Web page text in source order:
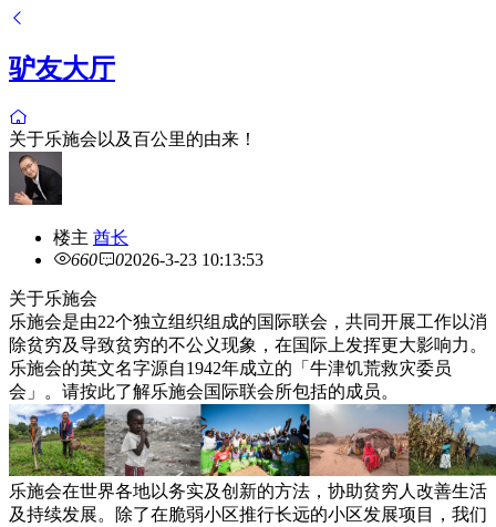
驴友大厅
关于乐施会以及百公里的由来！
楼主 酋长
660
02026-3-23 10:13:53
关于乐施会
乐施会是由22个独立组织组成的国际联会，共同开展工作以消
除贫穷及导致贫穷的不公义现象，在国际上发挥更大影响力。
乐施会的英文名字源自1942年成立的「牛津饥荒救灾委员
会」。请按此了解乐施会国际联会所包括的成员。
乐施会在世界各地以务实及创新的方法，协助贫穷人改善生活
及持续发展。除了在脆弱小区推行长远的小区发展项目，我们